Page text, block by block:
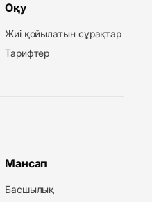
Оқу
Жиі қойылатын сұрақтар
Тарифтер
Мансап
Басшылық